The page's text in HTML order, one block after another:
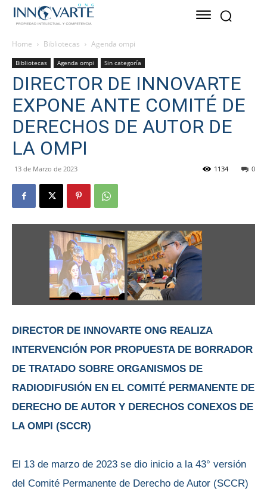
Home Bibliotecas Agenda ompi
Bibliotecas Agenda ompi Sin categoría
DIRECTOR DE INNOVARTE
EXPONE ANTE COMITÉ DE
DERECHOS DE AUTOR DE
LA OMPI
13 de Marzo de 2023 0
1134
DIRECTOR DE INNOVARTE ONG REALIZA
INTERVENCIÓN POR PROPUESTA DE BORRADOR
DE TRATADO SOBRE ORGANISMOS DE
RADIODIFUSIÓN EN EL COMITÉ PERMANENTE DE
DERECHO DE AUTOR Y DERECHOS CONEXOS DE
LA OMPI (SCCR)
El 13 de marzo de 2023 se dio inicio a la 43° versión
del Comité Permanente de Derecho de Autor (SCCR)